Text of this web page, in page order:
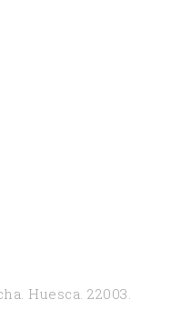
Huesca. 22003.